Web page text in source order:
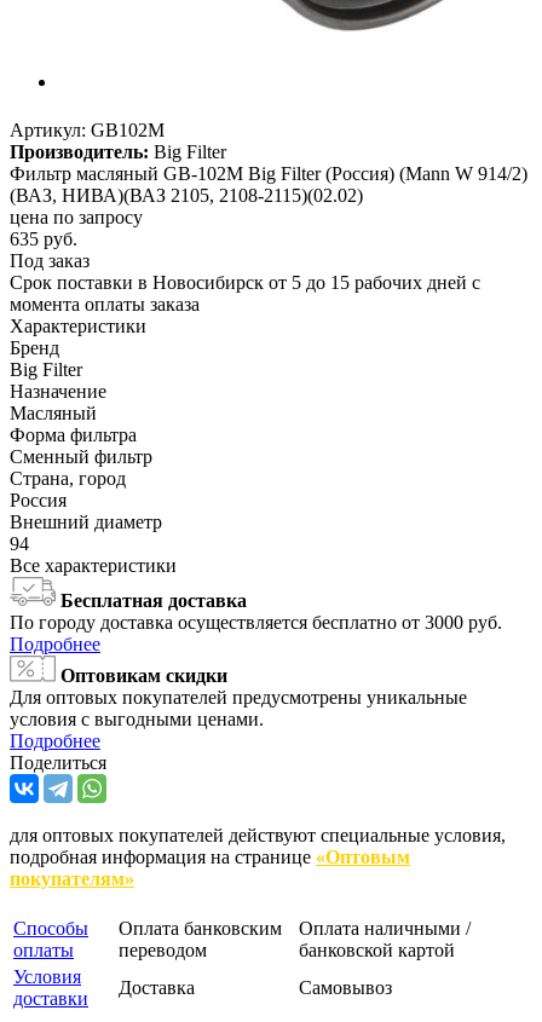
Артикул: GB102M
Производитель: Big Filter
Фильтр масляный GB-102M Big Filter (Россия) (Mann W 914/2)
(ВАЗ, НИВА)(ВАЗ 2105, 2108-2115)(02.02)
цена по запросу
635 руб.
Под заказ
Срок поставки в Новосибирск от 5 до 15 рабочих дней с
момента оплаты заказа
Характеристики
Бренд
Big Filter
Назначение
Масляный
Форма фильтра
Сменный фильтр
Страна, город
Россия
Внешний диаметр
94
Все характеристики
Бесплатная доставка
По городу доставка осуществляется бесплатно от 3000 руб.
Подробнее
Оптовикам скидки
Для оптовых покупателей предусмотрены уникальные
условия с выгодными ценами.
Подробнее
Поделиться
для оптовых покупателей действуют специальные условия,
подробная информация на странице «Оптовым
покупателям»
Способы
оплаты
Оплата банковским
переводом
Оплата наличными /
банковской картой
Условия
доставки
Доставка Самовывоз